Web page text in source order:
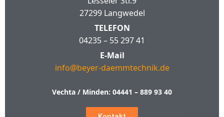
27299 Langwedel
TELEFON
04235 – 55 297 41
E-Mail
info@beyer-daemmtechnik.de
Vechta / Minden: 04441 – 889 93 40